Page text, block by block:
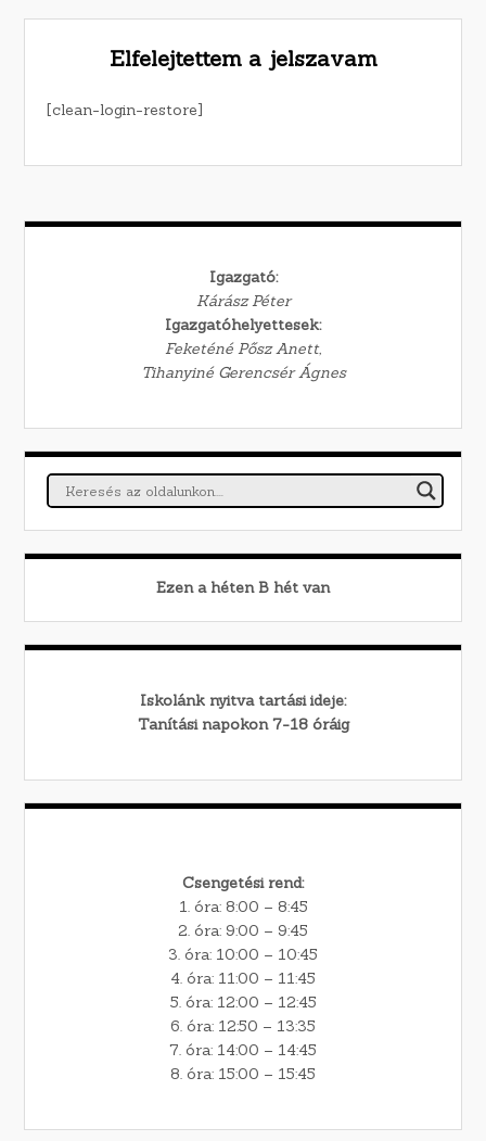
Elfelejtettem a jelszavam
[clean-login-restore]
Igazgató:
Kárász Péter
Igazgatóhelyettesek:
Feketéné Pősz Anett,
Tihanyiné Gerencsér Ágnes
Ezen a héten B hét van
Iskolánk nyitva tartási ideje:
Tanítási napokon 7-18 óráig
Csengetési rend:
1. óra: 8:00 – 8:45
2. óra: 9:00 – 9:45
3. óra: 10:00 – 10:45
4. óra: 11:00 – 11:45
5. óra: 12:00 – 12:45
6. óra: 12:50 – 13:35
7. óra: 14:00 – 14:45
8. óra: 15:00 – 15:45